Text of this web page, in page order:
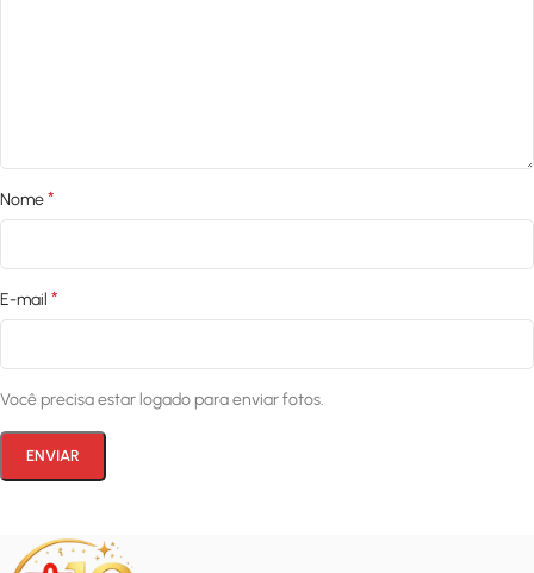
Nome*
E-mail *
Você precisa estar logado para enviar fotos.